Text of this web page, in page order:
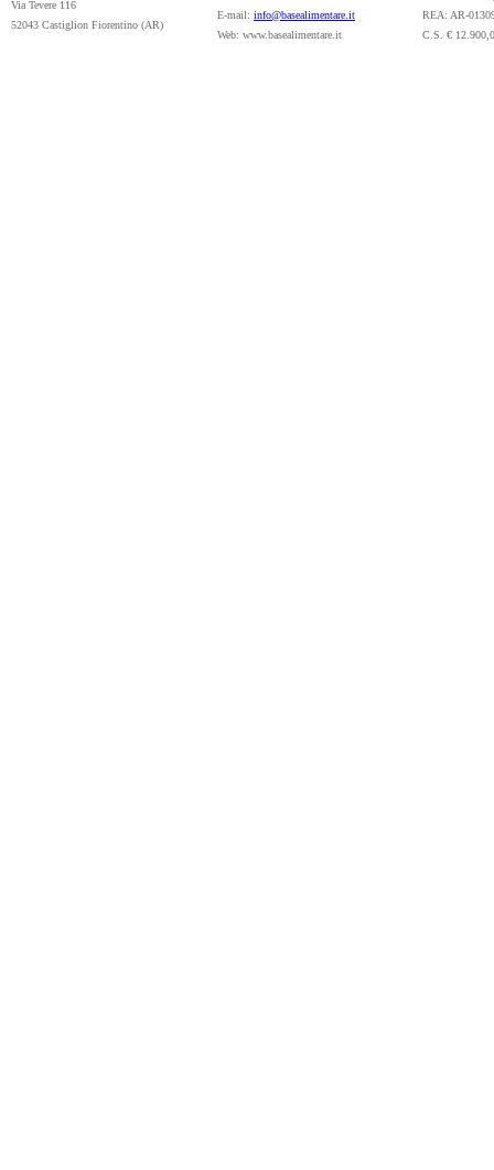
Via Tevere 116
52043 Castiglion Fiorentino (AR)
E-mail: info@basealimentare.it
Web: www.basealimentare.it
REA: AR-
C.S. €